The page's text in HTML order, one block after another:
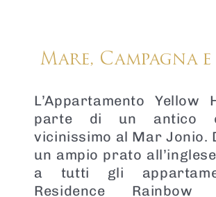
Mare, Campagna
L’Appartamento Yellow
parte di un antico
vicinissimo al Mar Jonio.
un ampio prato
a tutti gli
Residence Rainbow